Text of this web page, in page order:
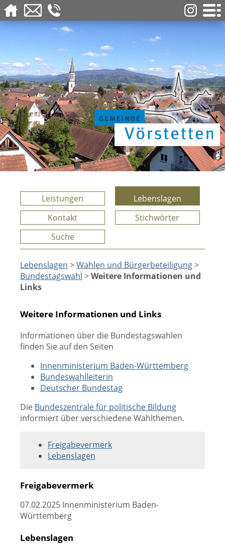
Leistungen
Lebenslagen
Kontakt
Stichwörter
Suche
Lebenslagen >Wahlen und Bürgerbeteiligung>
Bundestagswahl >Weitere Informationen und
Links
Weitere Informationen und Links
Informationen über die Bundestagswahlen
finden Sie auf den Seiten
Innenministerium Baden-Württemberg
Bundeswahlleiterin
Deutscher Bundestag
Die Bundeszentrale für politische Bildung
informiert über verschiedene Wahlthemen.
Freigabevermerk
Lebenslagen
Freigabevermerk
07.02.2025 Innenministerium Baden-
Württemberg
Lebenslagen